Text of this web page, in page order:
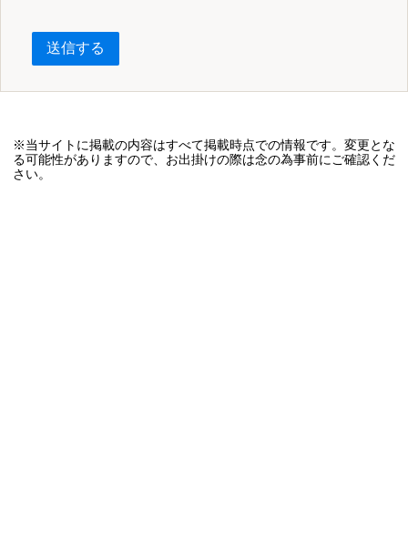
送信する
※当サイトに掲載の内容はすべて掲載時点での情報です。変更とな
る可能性がありますので、お出掛けの際は念の為事前にご確認くだ
さい。